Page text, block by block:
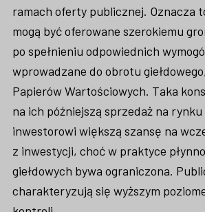
ramach oferty publicznej. Oznacza
mogą być oferowane szerokiemu
po spełnieniu odpowiednich
wprowadzane do obrotu
Papierów Wartościowych. Taka
na ich późniejszą sprzedaż na
inwestorowi większą szansę na
z inwestycji, choć w praktyce
giełdowych bywa ograniczona.
charakteryzują się wyższym